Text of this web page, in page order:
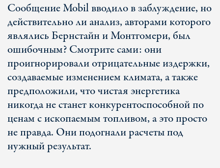
Сообщение Mobil вводило в заблуждение, но
действительно ли анализ, авторами которого
являлись Бернстайн и Монтгомери, был
ошибочным? Смотрите сами: они
проигнорировали отрицательные издержки,
создаваемые изменением климата, а также
предположили, что чистая энергетика
никогда не станет конкурентоспособной по
ценам с ископаемым топливом, а это просто
не правда. Они подогнали расчеты под
нужный результат.